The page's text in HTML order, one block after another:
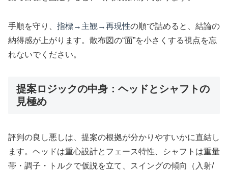
手順を守り、 指標→主観→再現性の順で詰めると、結論の
納得感が上がります。散布図の“面”を小さくする視点を忘
れないでください。
提案ロジックの中身：ヘッドとシャフトの
見極め
評判の良し悪しは、提案の根拠が分かりやすいかに直結し
ます。ヘッドは重心設計とフェース特性、シャフトは重量
帯・調子・トルクで仮説を立て、スイングの傾向（入射/